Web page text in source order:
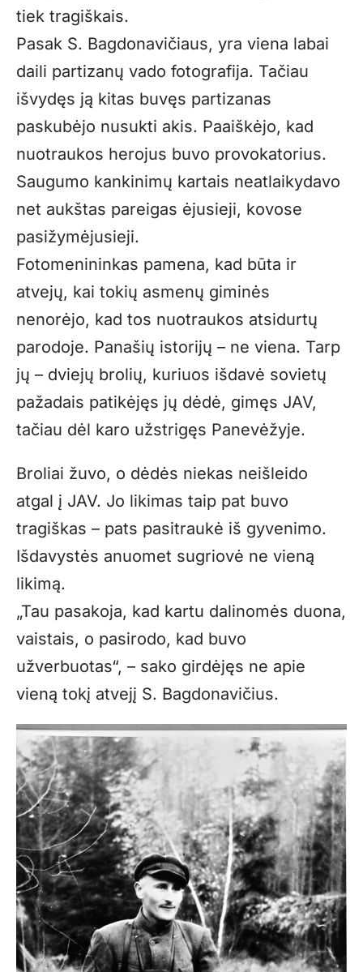
tiek tragiškais.
Pasak S. Bagdonavičiaus, yra viena labai
daili partizanų vado fotografija. Tačiau
išvydęs ją kitas buvęs partizanas
paskubėjo nusukti akis. Paaiškėjo, kad
nuotraukos herojus buvo provokatorius.
Saugumo kankinimų kartais neatlaikydavo
net aukštas pareigas ėjusieji, kovose
pasižymėjusieji.
Fotomenininkas pamena, kad būta ir
atvejų, kai tokių asmenų giminės
nenorėjo, kad tos nuotraukos atsidurtų
parodoje. Panašių istorijų – ne viena. Tarp
jų – dviejų brolių, kuriuos išdavė sovietų
pažadais patikėjęs jų dėdė, gimęs JAV,
tačiau dėl karo užstrigęs Panevėžyje.
Broliai žuvo, o dėdės niekas neišleido
atgal į JAV. Jo likimas taip pat buvo
tragiškas – pats pasitraukė iš gyvenimo.
Išdavystės anuomet sugriovė ne vieną
likimą.
„Tau pasakoja, kad kartu dalinomės duona,
vaistais, o pasirodo, kad buvo
užverbuotas“, – sako girdėjęs ne apie
vieną tokį atvejį S. Bagdonavičius.